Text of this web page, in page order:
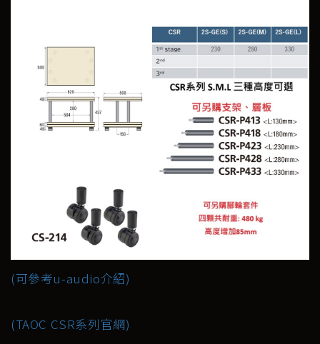
(可參考u-audio介紹)
(TAOC CSR系列官網)